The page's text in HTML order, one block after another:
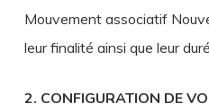
Mouvement associatif
leur finalité ainsi que leur
2. CONFIGURATION DE